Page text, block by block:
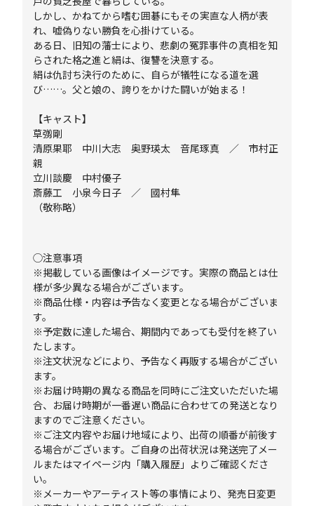
しかし、かねてから嗜む囲碁にもその実直な人柄が表
れ、嘘偽りない勝負を心掛けている。
ある日、旧知の藩士により、悲劇の冤罪事件の真相を知
らされた格之進と絹は、復讐を決意する。
絹は仇討ち決行のために、自らが犠牲になる道を選
び……。父と娘の、誇りをかけた闘いが始まる！
【キャスト】
草彅剛
清原果耶 中川大志 奥野瑛太 音尾琢真 ／ 市村正
親
立川談慶 中村優子
斎藤工 小泉今日子 ／ 國村隼
（敬称略）
◯注意事項
※掲載している画像はイメージです。実際の商品とは仕
様が多少異なる場合がございます。
※商品仕様・内容は予告なく変更となる場合がございま
す。
※予定数に達した場合、期間内であっても受付を終了い
たします。
※注文状況などにより、予告なく再販する場合がござい
ます。
※お届け時期の異なる商品を同時にご注文いただいた場
合、お届け時期が一番遅い商品に合わせての発送となり
ますのでご注意ください。
※ご注文内容やお届け地域により、出荷の順番が前後す
る場合がございます。ご自身の出荷状況は発送完了メー
ルまたはマイページ内「購入履歴」よりご確認くださ
い。
※メーカーやアーティスト等の事情により、発売日変更